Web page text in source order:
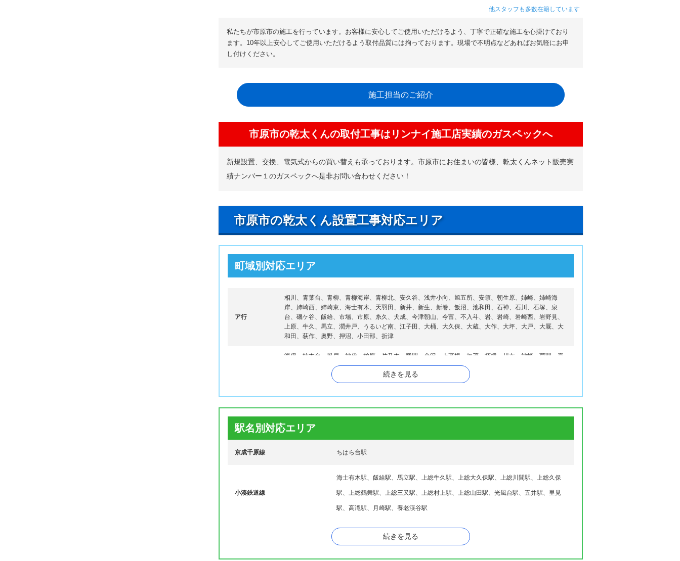
他スタッフも多数在籍しています
私たちが市原市の施工を行っています。お客様に安心してご使用いただけるよう、丁寧で正確な施工を心掛けており
ます。10年以上安心してご使用いただけるよう取付品質には拘っております。現場で不明点などあればお気軽にお申
し付けください。
施工担当のご紹介
市原市の乾太くんの取付工事はリンナイ施工店実績のガスペックへ
新規設置、交換、電気式からの買い替えも承っております。市原市にお住まいの皆様、乾太くんネット販売実
績ナンバー１のガスペックへ是非お問い合わせください！
市原市の乾太くん設置工事対応エリア
町域別対応エリア
ア行
相川、青葉台、青柳、青柳海岸、青柳北、安久谷、浅井小向、旭五所、安須、朝生原、姉崎、姉崎海
岸、姉崎西、姉崎東、海士有木、天羽田、新井、新生、新巻、飯沼、池和田、石神、石川、石塚、泉
台、磯ケ谷、飯給、市場、市原、糸久、犬成、今津朝山、今富、不入斗、岩、岩崎、岩崎西、岩野見、
上原、牛久、馬立、潤井戸、うるいど南、江子田、大桶、大久保、大蔵、大作、大坪、大戸、大厩、大
和田、荻作、奥野、押沼、小田部、折津
海保、柿木台、風戸、神代、柏原、片又木、勝間、金沢、上高根、加茂、栢橋、川在、神崎、菊間、喜
多、北国分寺台、吉沢、君塚、久々津、草刈、久保、五井、五井海岸、五井金杉、五井中央西、五井中
央東、五井中央東、五井西、五井東、五井南海岸、高坂、光風台、小折、郡本、小草畑、国分寺台中
央、国本、古敷谷、五所、古都辺、駒込、小谷田、権現堂、金剛地
サ行
高倉、高田、高滝、滝口、武士、辰巳台西、辰巳台東、立野、田尾、田淵、田淵旧日竹、玉前、玉前
津、出津西、寺谷、徳氏、戸面、外部田、豊成
井、二日市場、不入、古市場、平蔵、奉免、堀越、本郷
町田、松ケ島、松ケ島西、松崎、万田野、水沢、南岩崎、南国分寺台、皆吉、宮原、妙香、迎田、村
続きを見る
駅名別対応エリア
京成千原線 ちはら台駅
小湊鉄道線
海士有木駅、飯給駅、馬立駅、上総牛久駅、上総大久保駅、上総川間駅、上総久保
駅、上総鶴舞駅、上総三又駅、上総村上駅、上総山田駅、光風台駅、五井駅、里見
駅、高滝駅、月崎駅、養老渓谷駅
姉ヶ崎駅、五井駅、八幡宿駅
続きを見る